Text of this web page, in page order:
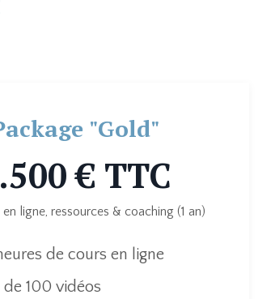
"Gold"
€ TTC
ligne, ressources & coaching (1 an)
de cours en ligne
de 100 vidéos